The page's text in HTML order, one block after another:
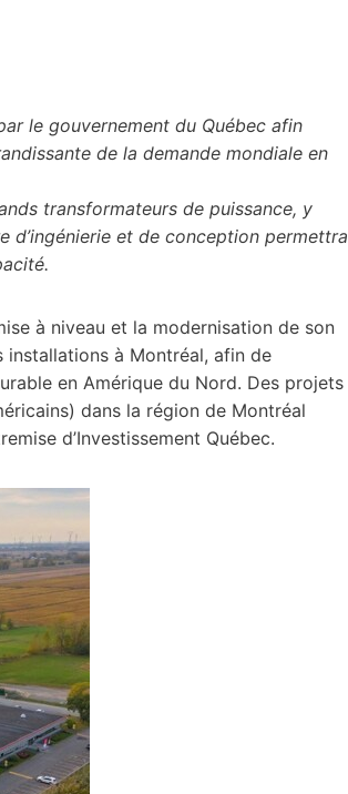
le gouvernement du Québec afin
de la demande mondiale en
transformateurs de puissance, y
d’ingénierie et de conception permettra
à niveau et la modernisation de son
installations à Montréal, afin de
en Amérique du Nord. Des projets
dans la région de Montréal
d’Investissement Québec.